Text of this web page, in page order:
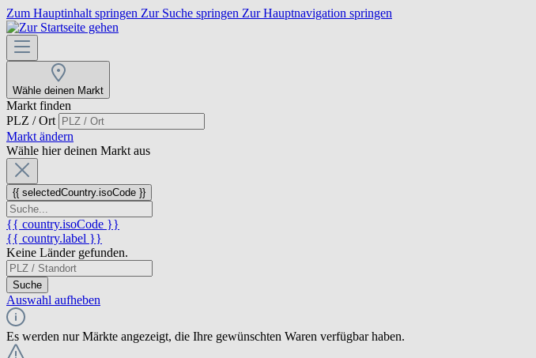
Zum Hauptinhalt springen Zur Suche springen Zur Hauptnavigation springen
Wähle deinen Markt
Markt finden
PLZ / Ort
Markt ändern
Wähle hier deinen Markt aus
{{ selectedCountry.isoCode }}
{{ country.isoCode }}
{{ country.label }}
Keine Länder gefunden.
Suche
Auswahl aufheben
Es werden nur Märkte angezeigt, die Ihre gewünschten Waren verfügbar haben.